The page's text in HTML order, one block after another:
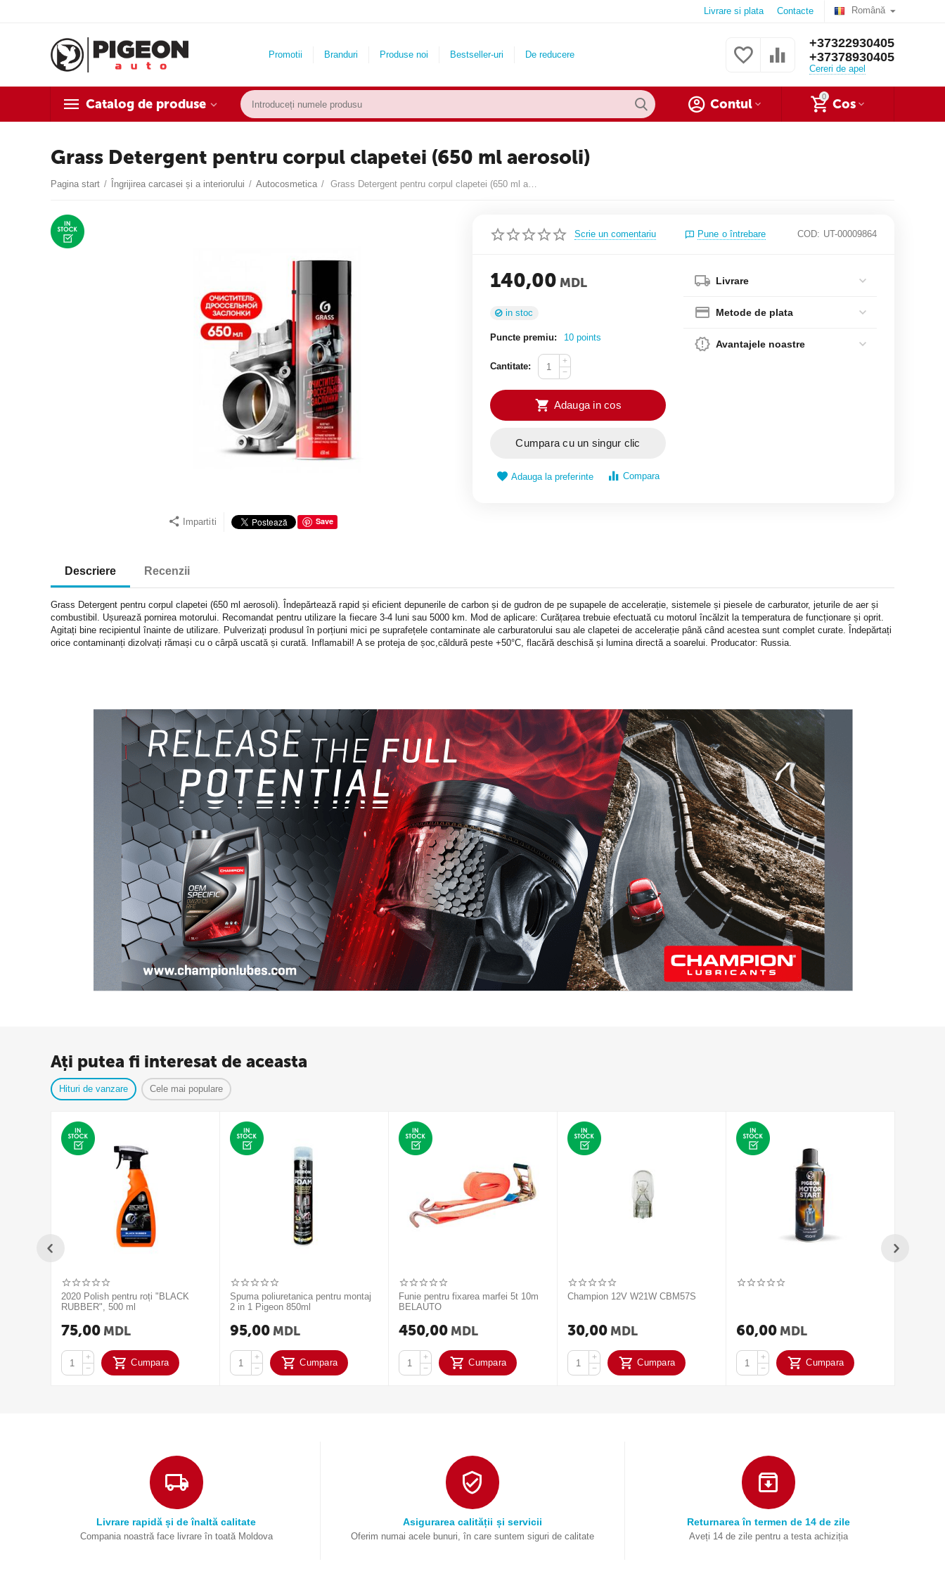
Română
Livrare si plata Contacte
Promotii Branduri Produse noi Bestseller-uri De reducere
+37322930405
+37378930405
Cereri de apel
Catalog de produse
0
Cos
Contul
Grass Detergent pentru corpul clapetei (650 ml aerosoli)
Pagina start / Îngrijirea carcasei și a interiorului / Autocosmetica / Grass Detergent pentru corpul clapetei (650 ml aerosoli)
Impartiti Save
Scrie un comentariu Pune o întrebare COD: UT-00009864
140,00 MDL
in stoc
Puncte premiu: 10 points
Cantitate:
+
−
Adauga in cos
Cumpara cu un singur clic
Adauga la preferinte Compara
Livrare
Metode de plata
Avantajele noastre
Descriere Recenzii
Grass Detergent pentru corpul clapetei (650 ml aerosoli). Îndepărtează rapid și eficient depunerile de carbon și de gudron de pe supapele de accelerație, sistemele și piesele de carburator, jeturile de aer și
combustibil. Ușurează pornirea motorului. Recomandat pentru utilizare la fiecare 3-4 luni sau 5000 km. Mod de aplicare: Curățarea trebuie efectuată cu motorul încălzit la temperatura de funcționare și oprit.
Agitați bine recipientul înainte de utilizare. Pulverizați produsul în porțiuni mici pe suprafețele contaminate ale carburatorului sau ale clapetei de accelerație până când acestea sunt complet curate. Îndepărtați
orice contaminanți dizolvați rămași cu o cârpă uscată și curată. Inflamabil! A se proteja de șoc,căldură peste +50°C, flacără deschisă și lumina directă a soarelui. Producator: Russia.
Ați putea fi interesat de aceasta
Hituri de vanzare Cele mai populare
2020 Polish pentru roți "BLACK
RUBBER", 500 ml
75,00 MDL
+
−
Cumpara
Spuma poliuretanica pentru montaj
2 in 1 Pigeon 850ml
95,00 MDL
+
−
Cumpara
Funie pentru fixarea marfei 5t 10m
BELAUTO
450,00 MDL
+
−
Cumpara
Champion 12V W21W CBM57S
30,00 MDL
+
−
Cumpara
60,00 MDL
+
−
Cumpara
Livrare rapidă și de înaltă calitate
Compania noastră face livrare în toată Moldova
Asigurarea calității și servicii
Oferim numai acele bunuri, în care suntem siguri de calitate
Returnarea în termen de 14 de zile
Aveți 14 de zile pentru a testa achiziția